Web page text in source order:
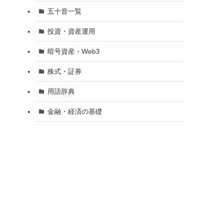
五十音一覧
投資・資産運用
暗号資産・Web3
株式・証券
用語辞典
金融・経済の基礎